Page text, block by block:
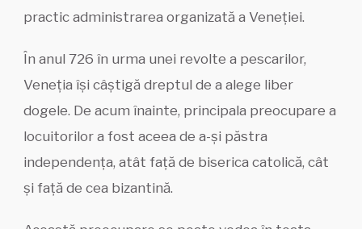
practic administrarea organizată a Veneției.
În anul 726 în urma unei revolte a pescarilor,
Veneția își câștigă dreptul de a alege liber
dogele. De acum înainte, principala preocupare a
locuitorilor a fost aceea de a-și păstra
independența, atât față de biserica catolică, cât
și față de cea bizantină.